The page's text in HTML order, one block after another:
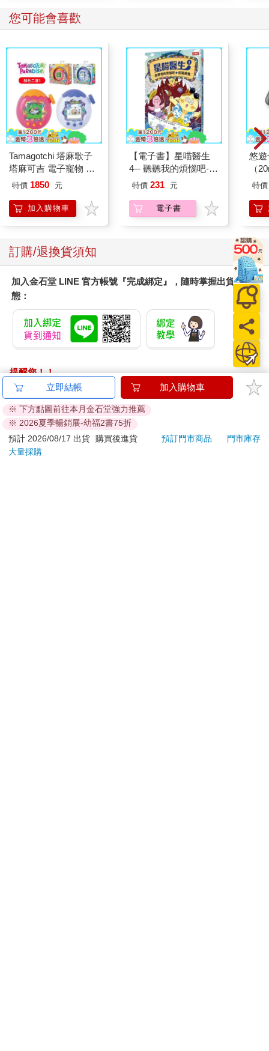
您可能會喜歡
Tamagotchi 塔麻歌子
塔麻可吉 電子寵物 樂
園系列（熱帶橙果／極
特價 1850 元
加入購物車
【電子書】星喵醫生
4─ 聽聽我的煩惱吧-假
期挑戰
特價 231 元
電子書
悠
（
特價
訂購/退換貨須知
加入金石堂 LINE 官方帳號『完成綁定』，隨時掌握出貨動
態：
提醒您！！
金石堂及銀行均不會請您操作ATM! 如接獲電話要求您前往
ATM提款機，請不要聽從指示，以免受騙上當！
退換貨須知：
**提醒您，鑑賞期不等於試用期，退回商品須為全新狀態**
依據「消費者保護法」第19條及行政院消費者保護處公告之
立即結帳 加入購物車
※ 下方點圖前往本月金石堂強力推薦
※ 2026夏季暢銷展-幼福2書75折
預計 2026/08/17 出貨
購買後進貨 預訂門市商品
門市庫存
大量採購